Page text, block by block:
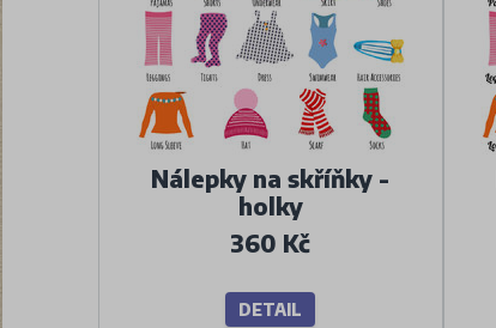
Nálepky na skříňky -
holky
360 Kč
DETAIL